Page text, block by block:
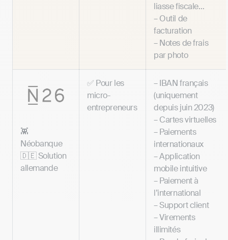
liasse fiscale…
– Outil de
facturation
– Notes de frais
par photo
👾
Néobanque
🇩🇪 Solution
allemande
✅ Pour les
micro-
entrepreneurs
– IBAN français
(uniquement
depuis juin 2023)
– Cartes virtuelles
– Paiements
internationaux
– Application
mobile intuitive
– Paiement à
l’international
– Support client
– Virements
illimités